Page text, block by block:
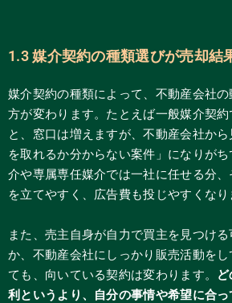
1.3 媒介契約の種類選びが売却結
媒介契約の種類によって、不動産会社
方が変わります。たとえば一般媒介契
と、窓口は増えますが、不動産会社か
を取れるか分からない案件」になりが
介や専属専任媒介では一社に任せる分
を立てやすく、広告費も投じやすくなり
また、売主自身が自力で買主を見つけ
か、不動産会社にしっかり販売活動を
ても、向いている契約は変わります。
利というより、自分の事情や希望に合